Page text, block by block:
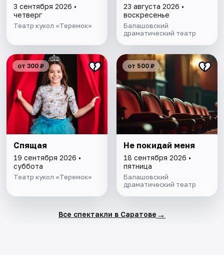
3 сентября 2026 •
четверг
Театр кукол «Теремок»
23 августа 2026 •
воскресенье
Балашовский
драматический театр
от 300 ₽
Спящая
19 сентября 2026 •
суббота
Театр кукол «Теремок»
от 500 ₽
Не покидай меня
18 сентября 2026 •
пятница
Балашовский
драматический театр
Все спектакли в Саратове →